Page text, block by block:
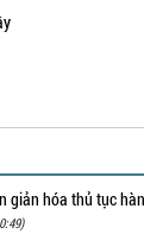
giản hóa thủ tục